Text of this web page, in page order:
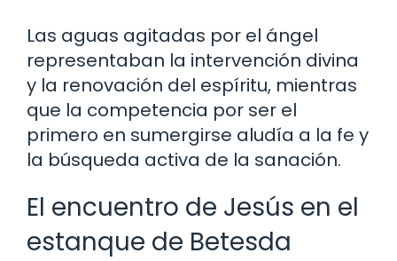
Las aguas agitadas por el ángel
representaban la intervención divina
y la renovación del espíritu, mientras
que la competencia por ser el
primero en sumergirse aludía a la fe y
la búsqueda activa de la sanación.
El encuentro de Jesús en el
estanque de Betesda